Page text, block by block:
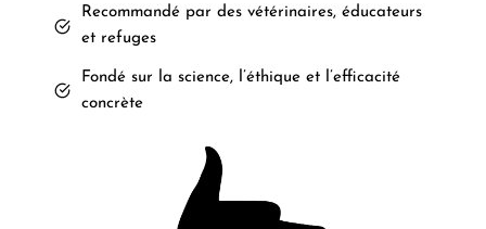
Recommandé par des vétérinaires, éducateurs
et refuges
Fondé sur la science, l’éthique et l’efficacité
concrète